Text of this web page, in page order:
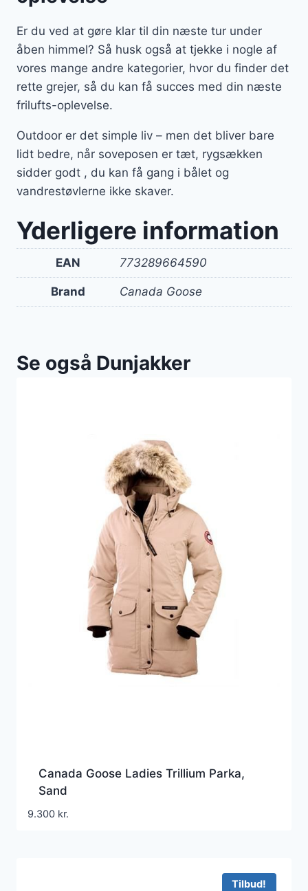
Er du ved at gøre klar til din næste tur under
åben himmel? Så husk også at tjekke i nogle af
vores mange andre kategorier, hvor du finder det
rette grejer, så du kan få succes med din næste
frilufts-oplevelse.
Outdoor er det simple liv – men det bliver bare
lidt bedre, når soveposen er tæt, rygsækken
sidder godt , du kan få gang i bålet og
vandrestøvlerne ikke skaver.
Yderligere information
EAN 773289664590
Brand Canada Goose
Se også Dunjakker
Canada Goose Ladies Trillium Parka,
Sand
9.300 kr.
Tilbud!